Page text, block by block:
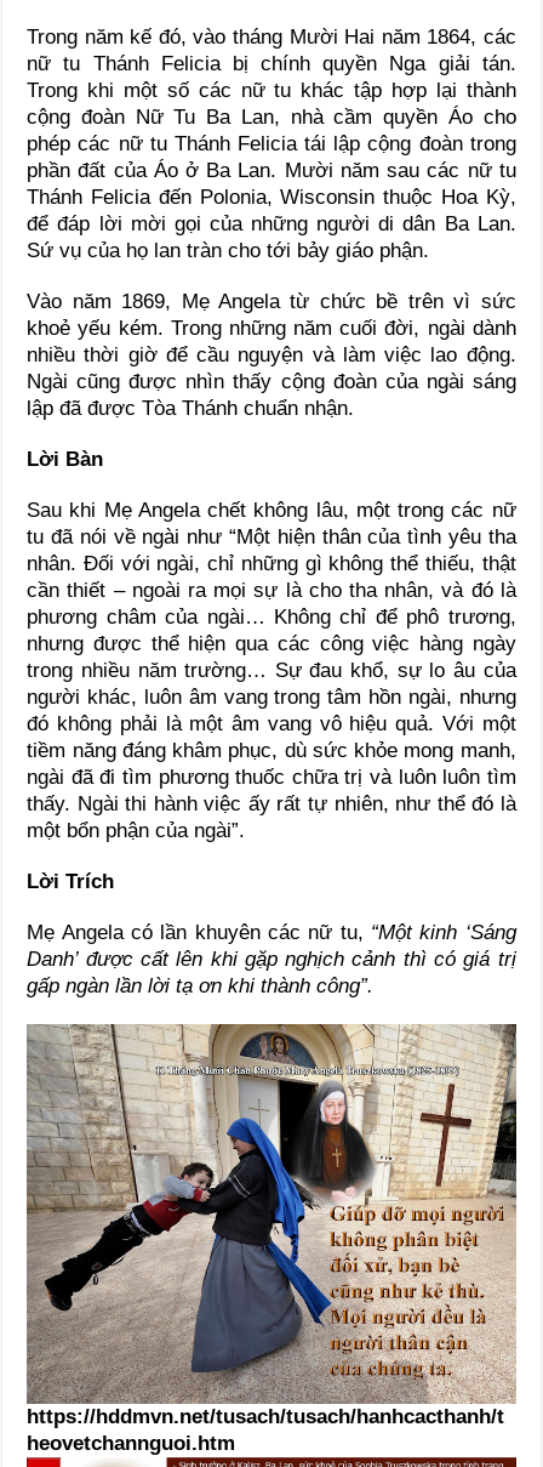
Trong năm kế đó, vào tháng Mười Hai năm 1864, các
nữ tu Thánh Felicia bị chính quyền Nga giải tán.
Trong khi một số các nữ tu khác tập hợp lại thành
cộng đoàn Nữ Tu Ba Lan, nhà cầm quyền Áo cho
phép các nữ tu Thánh Felicia tái lập cộng đoàn trong
phần đất của Áo ở Ba Lan. Mười năm sau các nữ tu
Thánh Felicia đến Polonia, Wisconsin thuộc Hoa Kỳ,
để đáp lời mời gọi của những người di dân Ba Lan.
Sứ vụ của họ lan tràn cho tới bảy giáo phận.
Vào năm 1869, Mẹ Angela từ chức bề trên vì sức
khoẻ yếu kém. Trong những năm cuối đời, ngài dành
nhiều thời giờ để cầu nguyện và làm việc lao động.
Ngài cũng được nhìn thấy cộng đoàn của ngài sáng
lập đã được Tòa Thánh chuẩn nhận.
Lời Bàn
Sau khi Mẹ Angela chết không lâu, một trong các nữ
tu đã nói về ngài như “Một hiện thân của tình yêu tha
nhân. Ðối với ngài, chỉ những gì không thể thiếu, thật
cần thiết – ngoài ra mọi sự là cho tha nhân, và đó là
phương châm của ngài… Không chỉ để phô trương,
nhưng được thể hiện qua các công việc hàng ngày
trong nhiều năm trường… Sự đau khổ, sự lo âu của
người khác, luôn âm vang trong tâm hồn ngài, nhưng
đó không phải là một âm vang vô hiệu quả. Với một
tiềm năng đáng khâm phục, dù sức khỏe mong manh,
ngài đã đi tìm phương thuốc chữa trị và luôn luôn tìm
thấy. Ngài thi hành việc ấy rất tự nhiên, như thể đó là
một bổn phận của ngài”.
Lời Trích
Mẹ Angela có lần khuyên các nữ tu, “Một kinh ‘Sáng
Danh’ được cất lên khi gặp nghịch cảnh thì có giá trị
gấp ngàn lần lời tạ ơn khi thành công”.
https://hddmvn.net/tusach/tusach/hanhcacthanh/t
heovetchannguoi.htm